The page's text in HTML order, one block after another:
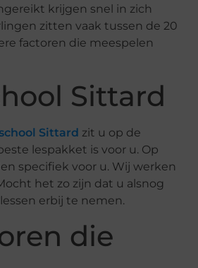
krijgen snel in zich
zitten vaak tussen de 20
factoren die meespelen
Sittard
Sittard zit u op de
lespakket is voor u. Op
specifiek voor u. Wij werken
het zo zijn dat u alsnog
erbij te nemen.
die